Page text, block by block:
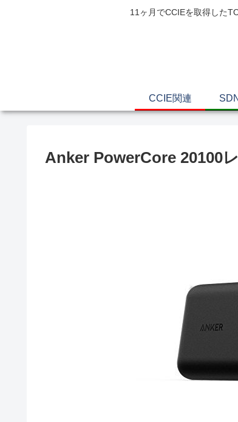
11ヶ月でCCIEを取得した
CCIE関連
Anker PowerCore 20100